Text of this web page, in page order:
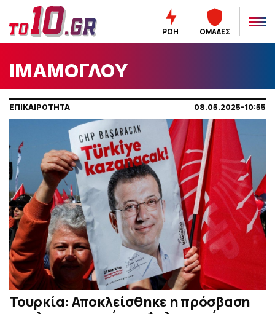
ΡΟΗ ΟΜΑΔΕΣ
ΙΜΑΜΟΓΛΟΥ
ΕΠΙΚΑΙΡΟΤΗΤΑ 08.05.2025-10:55
Τουρκία: Αποκλείσθηκε η πρόσβαση